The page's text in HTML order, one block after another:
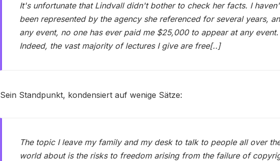
It's unfortunate that Lindvall didn't bother to check her facts. I
been represented by the agency she referenced for several years,
any event, no one has ever paid me $25,000 to appear at any event.
Indeed, the vast majority of lectures I give are free[..]
Sein Standpunkt, kondensiert auf wenige Sätze:
The topic I leave my family and my desk to talk to people all over
world about is the risks to freedom arising from the failure of